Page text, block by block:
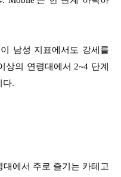
남성 지표에서도 강세를
상의 연령대에서 2~4 단계
다.
에서 주로 즐기는 카테고